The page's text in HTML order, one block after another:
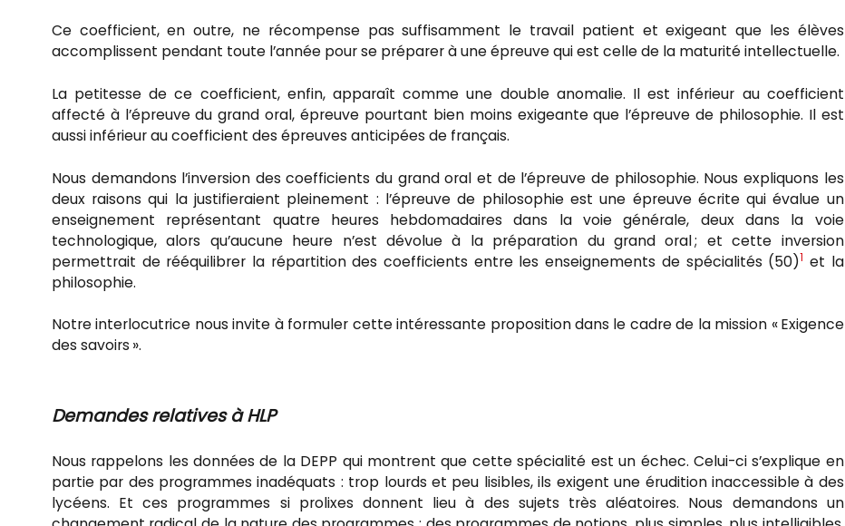
Ce coefficient, en outre, ne récompense pas suffisamment le travail patient et exigeant que les élèves
accomplissent pendant toute l’année pour se préparer à une épreuve qui est celle de la maturité intellectuelle.
La petitesse de ce coefficient, enfin, apparaît comme une double anomalie. Il est inférieur au coefficient
affecté à l’épreuve du grand oral, épreuve pourtant bien moins exigeante que l’épreuve de philosophie. Il est
aussi inférieur au coefficient des épreuves anticipées de français.
Nous demandons l’inversion des coefficients du grand oral et de l’épreuve de philosophie. Nous expliquons les
deux raisons qui la justifieraient pleinement : l’épreuve de philosophie est une épreuve écrite qui évalue un
enseignement représentant quatre heures hebdomadaires dans la voie générale, deux dans la voie
technologique, alors qu’aucune heure n’est dévolue à la préparation du grand oral ; et cette inversion
permettrait de rééquilibrer la répartition des coefficients entre les enseignements de spécialités (50)1 et la
philosophie.
Notre interlocutrice nous invite à formuler cette intéressante proposition dans le cadre de la mission « Exigence
des savoirs ».
Demandes relatives àHLP
Nous rappelons les données de la DEPP qui montrent que cette spécialité est un échec. Celui-ci s’explique en
partie par des programmes inadéquats : trop lourds et peu lisibles, ils exigent une érudition inaccessible à des
lycéens. Et ces programmes si prolixes donnent lieu à des sujets très aléatoires. Nous demandons un